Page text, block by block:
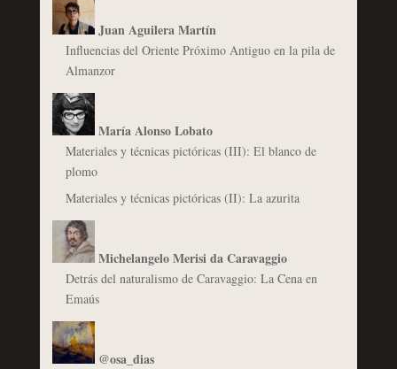
Juan Aguilera Martín
Influencias del Oriente Próximo Antiguo en la pila de
Almanzor
María Alonso Lobato
Materiales y técnicas pictóricas (III): El blanco de
plomo
Materiales y técnicas pictóricas (II): La azurita
Michelangelo Merisi da Caravaggio
Detrás del naturalismo de Caravaggio: La Cena en
Emaús
@osa_dias